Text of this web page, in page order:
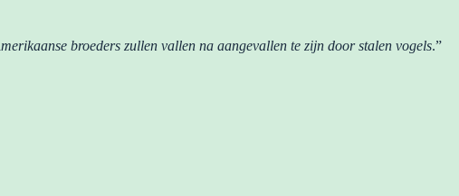
broeders zullen vallen na aangevallen te zijn door stalen vogels.”